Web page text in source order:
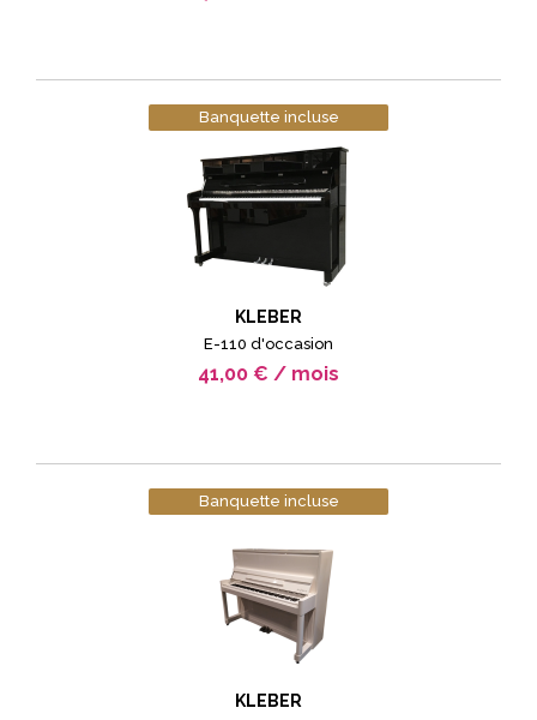
Banquette incluse
KLEBER
E-110 d'occasion
41,00 € / mois
Banquette incluse
KLEBER